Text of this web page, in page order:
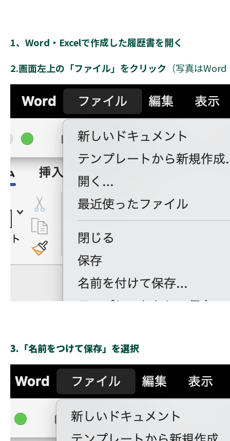
1、Word・Excelで作成した履歴書を開く
2.画面左上の「ファイル」をクリック （写真は
3.「名前をつけて保存」を選択